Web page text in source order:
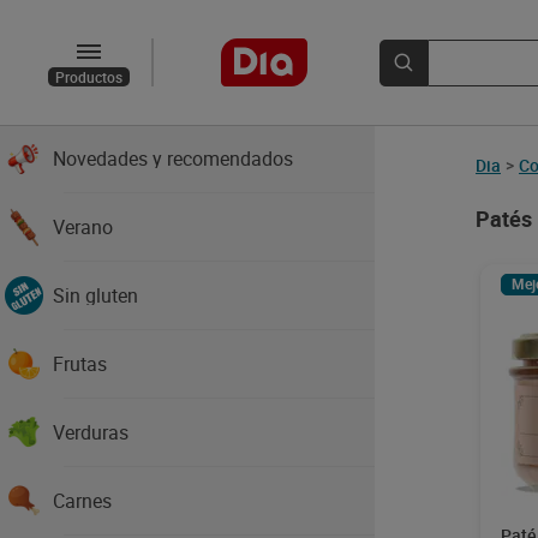
Productos
Novedades y recomendados
Verano
Sin gluten
Frutas
Verduras
Carnes
Dia >
Patés